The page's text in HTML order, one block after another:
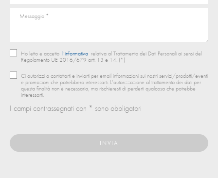
Ho letto e accetto l’informativa relativa al Trattamento dei Dati Personali ai sensi del
Regolamento UE 2016/679 artt. 13 e 14. (*)
Ci autorizzi a contattarti e inviarti per email informazioni sui nostri servizi/prodotti/eventi
e promozioni che potrebbero interessarti. L’autorizzazione al trattamento dei dati per
questa finalità non è necessaria, ma rischieresti di perderti qualcosa che potrebbe
interessarti.
I campi contrassegnati con * sono obbligatori